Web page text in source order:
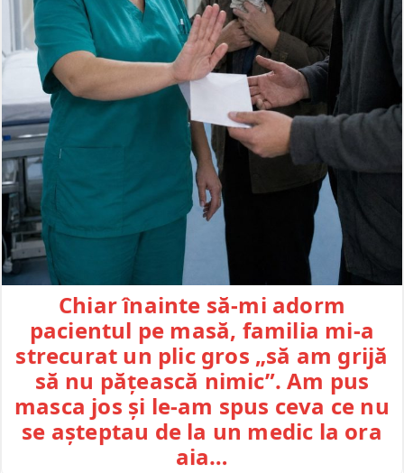
Chiar înainte să-mi adorm
pacientul pe masă, familia mi-a
strecurat un plic gros „să am grijă
să nu pățească nimic”. Am pus
masca jos și le-am spus ceva ce nu
se așteptau de la un medic la ora
aia…